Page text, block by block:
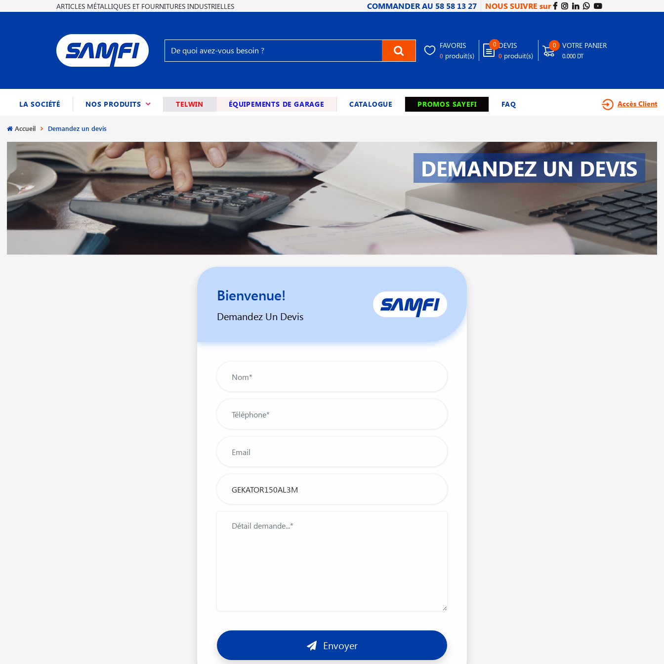
ARTICLES MÉTALLIQUES ET FOURNITURES INDUSTRIELLES COMMANDER AU 58 58 13 27 NOUS SUIVRE sur
FAVORIS
0 produit(s)
0 DEVIS
0 produit(s)
0 VOTRE PANIER
0.000 DT
LA SOCIÉTÉ NOS PRODUITS (CURRENT)TELWIN ÉQUIPEMENTS DE GARAGE CATALOGUE PROMOS SAYEFI FAQ Accès Client
Accueil Demandez un devis
DEMANDEZ UN DEVIS
Bienvenue!
Demandez Un Devis
Envoyer